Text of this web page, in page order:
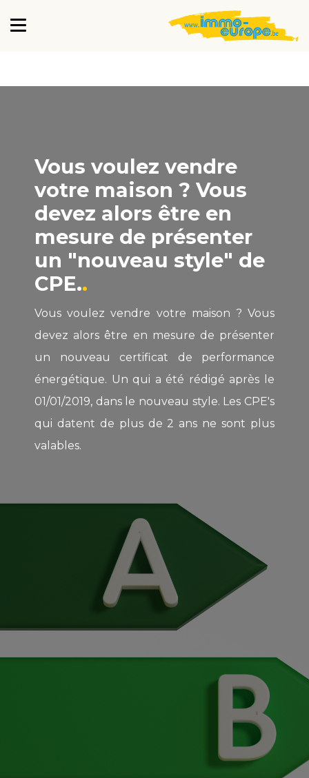
Vous voulez vendre
votre maison ? Vous
devez alors être en
mesure de présenter
un "nouveau style" de
CPE.
Vous voulez vendre votre maison ? Vous
devez alors être en mesure de présenter
un nouveau certificat de performance
énergétique. Un qui a été rédigé après le
01/01/2019, dans le nouveau style. Les CPE's
qui datent de plus de 2 ans ne sont plus
valables.